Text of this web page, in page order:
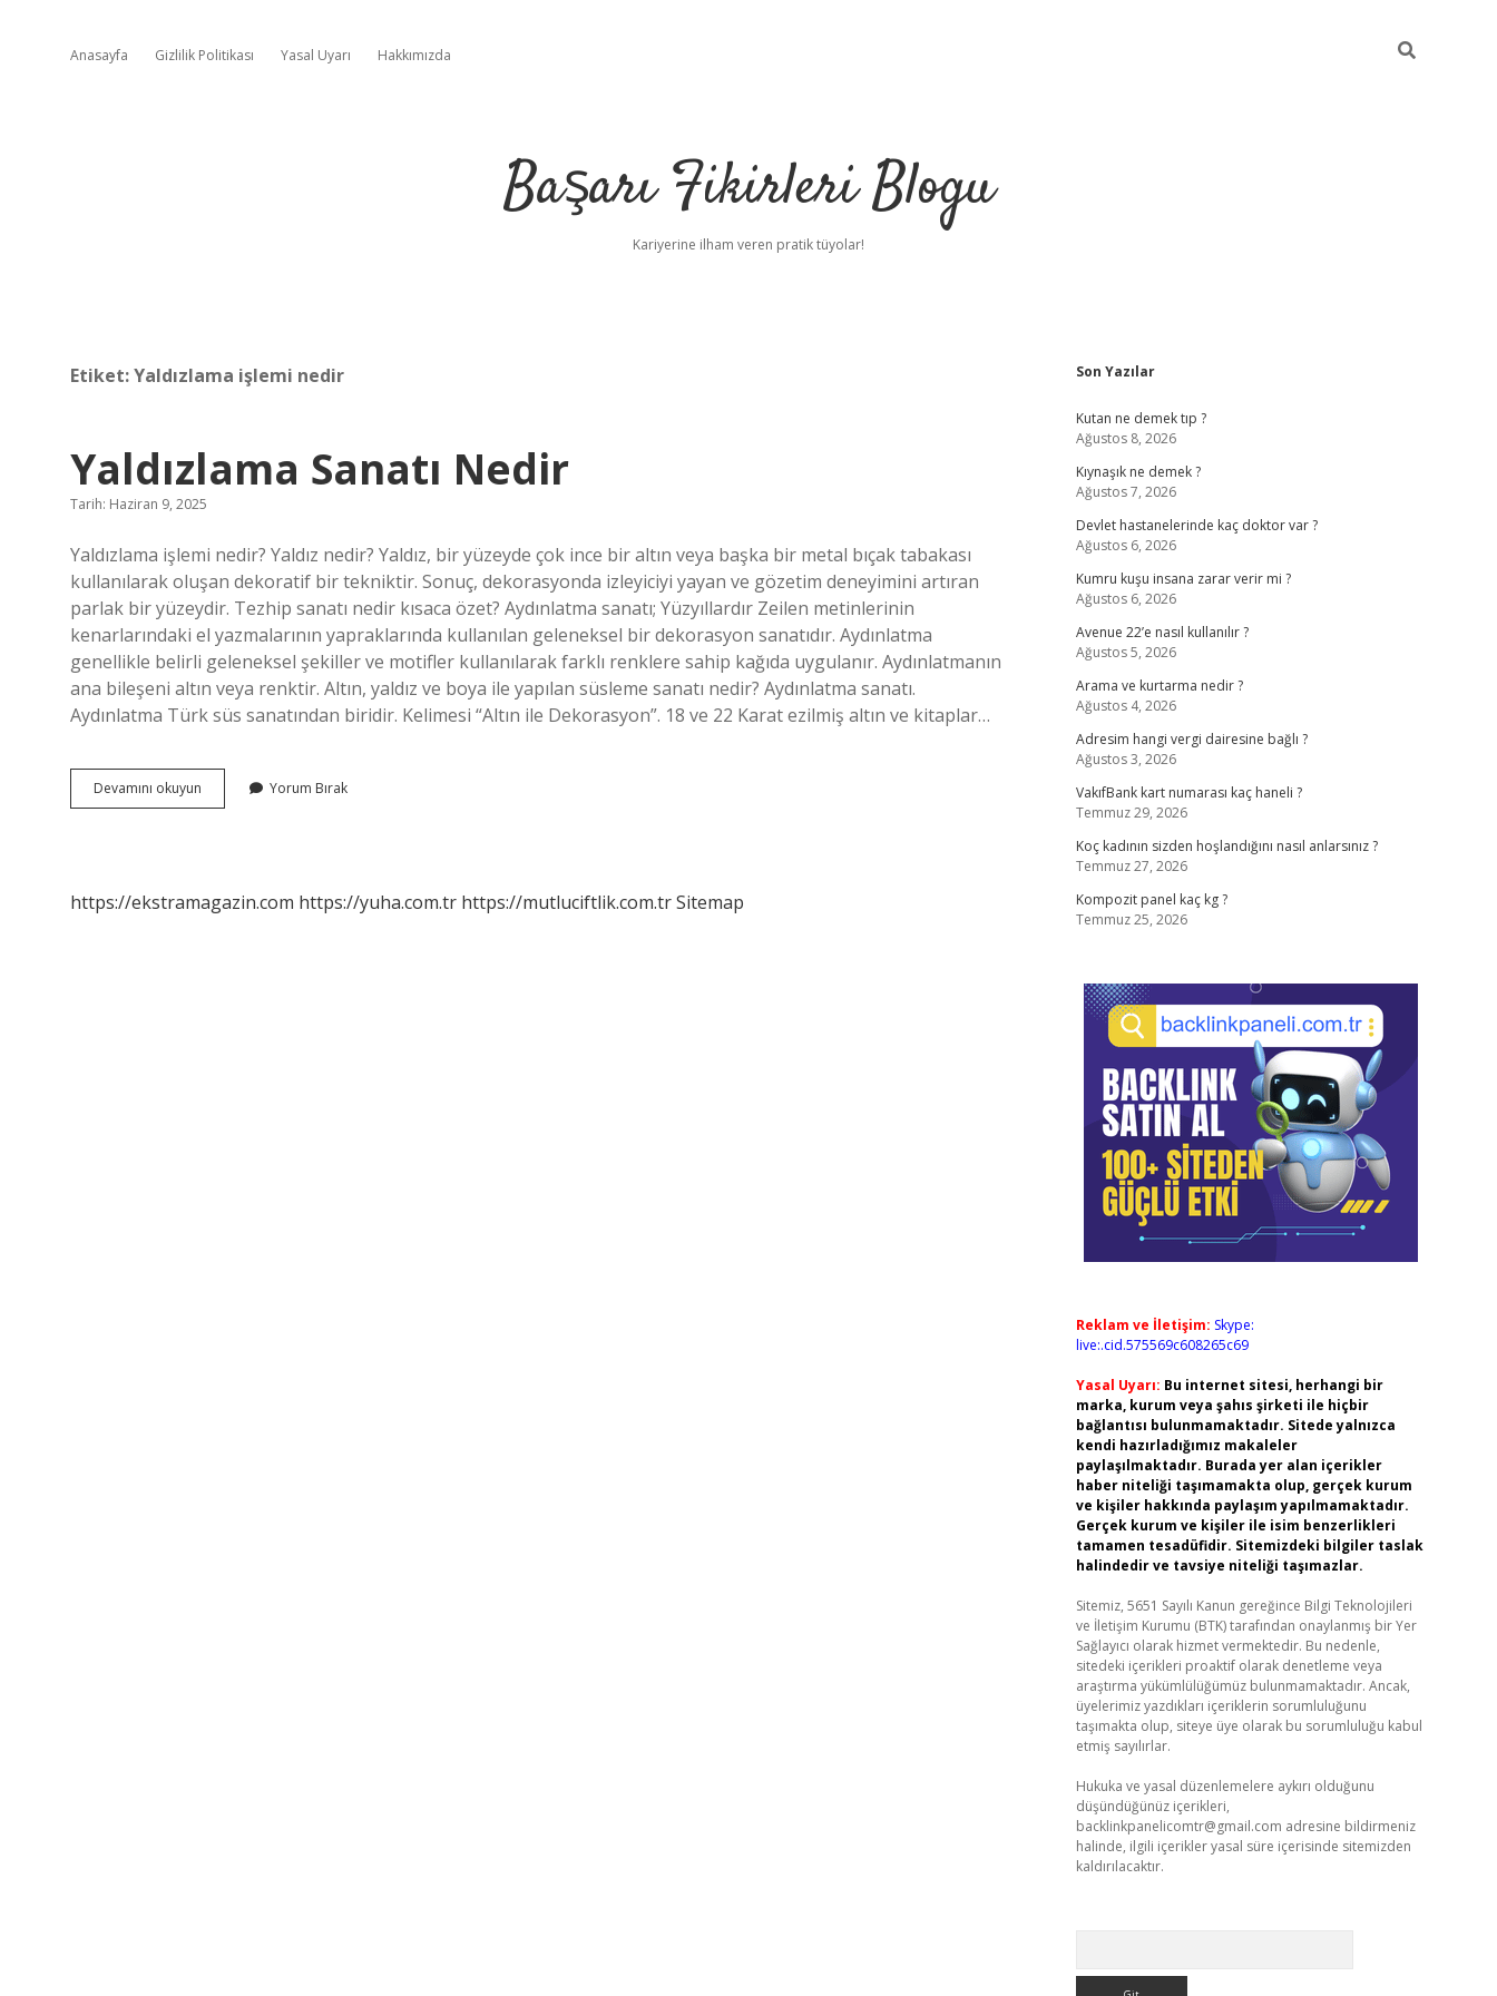
Anasayfa Gizlilik Politikası Yasal Uyarı Hakkımızda
Başarı Fikirleri Blogu
Kariyerine ilham veren pratik tüyolar!
Etiket:Yaldızlama işlemi nedir
Yaldızlama Sanatı Nedir
Tarih: Haziran 9, 2025
Yaldızlama işlemi nedir? Yaldız nedir? Yaldız, bir yüzeyde çok ince bir altın veya başka bir metal bıçak tabakası
kullanılarak oluşan dekoratif bir tekniktir. Sonuç, dekorasyonda izleyiciyi yayan ve gözetim deneyimini artıran
parlak bir yüzeydir. Tezhip sanatı nedir kısaca özet? Aydınlatma sanatı; Yüzyıllardır Zeilen metinlerinin
kenarlarındaki el yazmalarının yapraklarında kullanılan geleneksel bir dekorasyon sanatıdır. Aydınlatma
genellikle belirli geleneksel şekiller ve motifler kullanılarak farklı renklere sahip kağıda uygulanır. Aydınlatmanın
ana bileşeni altın veya renktir. Altın, yaldız ve boya ile yapılan süsleme sanatı nedir? Aydınlatma sanatı.
Aydınlatma Türk süs sanatından biridir. Kelimesi “Altın ile Dekorasyon”. 18 ve 22 Karat ezilmiş altın ve kitaplar…
Devamını okuyun Yaldızlama
Sanatı
Yorum Bırak
https://ekstramagazin.com https://yuha.com.tr https://mutluciftlik.com.trSitemap
Sidebar
Son Yazılar
Kutan ne demek tıp ?
Ağustos 8, 2026
Kıynaşık ne demek ?
Ağustos 7, 2026
Devlet hastanelerinde kaç doktor var ?
Ağustos 6, 2026
Kumru kuşu insana zarar verir mi ?
Ağustos 6, 2026
Avenue 22’e nasıl kullanılır ?
Ağustos 5, 2026
Arama ve kurtarma nedir ?
Ağustos 4, 2026
Adresim hangi vergi dairesine bağlı ?
Ağustos 3, 2026
VakıfBank kart numarası kaç haneli ?
Temmuz 29, 2026
Koç kadının sizden hoşlandığını nasıl anlarsınız ?
Temmuz 27, 2026
Kompozit panel kaç kg ?
Temmuz 25, 2026
Reklam ve İletişim: Skype:
live:.cid.575569c608265c69
Yasal Uyarı: Bu internet sitesi, herhangi bir
marka, kurum veya şahıs şirketi ile hiçbir
bağlantısı bulunmamaktadır. Sitede yalnızca
kendi hazırladığımız makaleler
paylaşılmaktadır. Burada yer alan içerikler
haber niteliği taşımamakta olup, gerçek kurum
ve kişiler hakkında paylaşım yapılmamaktadır.
Gerçek kurum ve kişiler ile isim benzerlikleri
tamamen tesadüfidir. Sitemizdeki bilgiler taslak
halindedir ve tavsiye niteliği taşımazlar.
Sitemiz, 5651 Sayılı Kanun gereğince Bilgi Teknolojileri
ve İletişim Kurumu (BTK) tarafından onaylanmış bir Yer
Sağlayıcı olarak hizmet vermektedir. Bu nedenle,
sitedeki içerikleri proaktif olarak denetleme veya
araştırma yükümlülüğümüz bulunmamaktadır. Ancak,
üyelerimiz yazdıkları içeriklerin sorumluluğunu
taşımakta olup, siteye üye olarak bu sorumluluğu kabul
etmiş sayılırlar.
Hukuka ve yasal düzenlemelere aykırı olduğunu
düşündüğünüz içerikleri,
backlinkpanelicomtr@gmail.com adresine bildirmeniz
halinde, ilgili içerikler yasal süre içerisinde sitemizden
kaldırılacaktır.